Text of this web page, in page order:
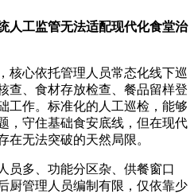
人工监管无法适配现代化食堂治
核心依托管理人员常态化线下巡
查、食材存放检查、餐品留样登
工作。标准化的人工巡检，能够
，守住基础食安底线，但在现代
在无法突破的天然局限。
员多、功能分区杂、供餐窗口
厨管理人员编制有限，仅依靠少